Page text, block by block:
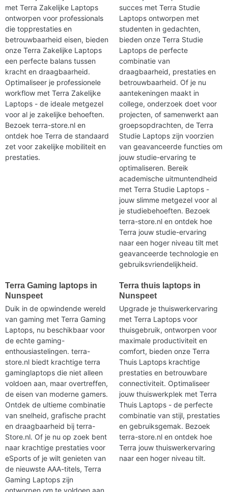
met Terra Zakelijke Laptops
ontworpen voor professionals
die topprestaties en
betrouwbaarheid eisen, bieden
onze Terra Zakelijke Laptops
een perfecte balans tussen
kracht en draagbaarheid.
Optimaliseer je professionele
workflow met Terra Zakelijke
Laptops - de ideale metgezel
voor al je zakelijke behoeften.
Bezoek terra-store.nl en
ontdek hoe Terra de standaard
zet voor zakelijke mobiliteit en
prestaties.
succes met Terra Studie
Laptops ontworpen met
studenten in gedachten,
bieden onze Terra Studie
Laptops de perfecte
combinatie van
draagbaarheid, prestaties en
betrouwbaarheid. Of je nu
aantekeningen maakt in
college, onderzoek doet voor
projecten, of samenwerkt aan
groepsopdrachten, de Terra
Studie Laptops zijn voorzien
van geavanceerde functies om
jouw studie-ervaring te
optimaliseren. Bereik
academische uitmuntendheid
met Terra Studie Laptops -
jouw slimme metgezel voor al
je studiebehoeften. Bezoek
terra-store.nl en ontdek hoe
Terra jouw studie-ervaring
naar een hoger niveau tilt met
geavanceerde technologie en
gebruiksvriendelijkheid.
Terra Gaming laptops in
Nunspeet
Duik in de opwindende wereld
van gaming met Terra Gaming
Laptops, nu beschikbaar voor
de echte gaming-
enthousiastelingen. terra-
store.nl biedt krachtige terra
gaminglaptops die niet alleen
voldoen aan, maar overtreffen,
de eisen van moderne gamers.
Ontdek de ultieme combinatie
van snelheid, grafische pracht
en draagbaarheid bij terra-
Store.nl. Of je nu op zoek bent
naar krachtige prestaties voor
eSports of je wilt genieten van
de nieuwste AAA-titels, Terra
Gaming Laptops zijn
Terra thuis laptops in
Nunspeet
Upgrade je thuiswerkervaring
met Terra Laptops voor
thuisgebruik, ontworpen voor
maximale productiviteit en
comfort, bieden onze Terra
Thuis Laptops krachtige
prestaties en betrouwbare
connectiviteit. Optimaliseer
jouw thuiswerkplek met Terra
Thuis Laptops - de perfecte
combinatie van stijl, prestaties
en gebruiksgemak. Bezoek
terra-store.nl en ontdek hoe
Terra jouw thuiswerkervaring
naar een hoger niveau tilt.